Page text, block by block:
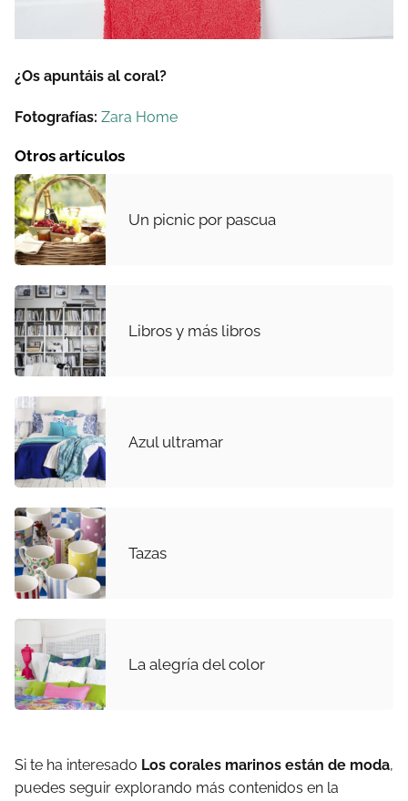
¿Os apuntáis al coral?
Fotografías: Zara Home
Otros artículos
Un picnic por pascua
Libros y más libros
Azul ultramar
Tazas
La alegría del color
Si te ha interesado Los corales marinos están de moda,
puedes seguir explorando más contenidos en la